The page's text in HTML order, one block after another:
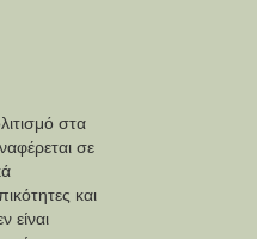
στα
σε
και
είναι